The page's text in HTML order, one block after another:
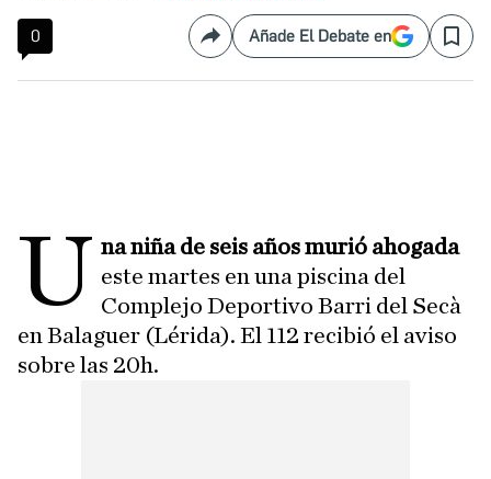
0 CompartirAñade El Debate en Save
U na niña de seis años murió ahogada
este martes en una piscina del
Complejo Deportivo Barri del Secà
en Balaguer (Lérida). El 112 recibió el aviso
sobre las 20h.